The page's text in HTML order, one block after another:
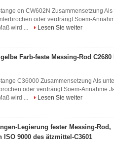
en CW602N Zusammensetzung
oder verdrängt Soem-
wird ...
Lesen Sie weiter
Farb-feste Messing-Rod C2680
C36000 Zusammensetzung Als
oder verdrängt Soem-Annahme
wird ...
Lesen Sie weiter
Legierung fester Messing-Rod,
9000 des ätzmittel-C3601